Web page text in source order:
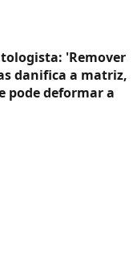
'Remover
danifica a matriz,
pode deformar a